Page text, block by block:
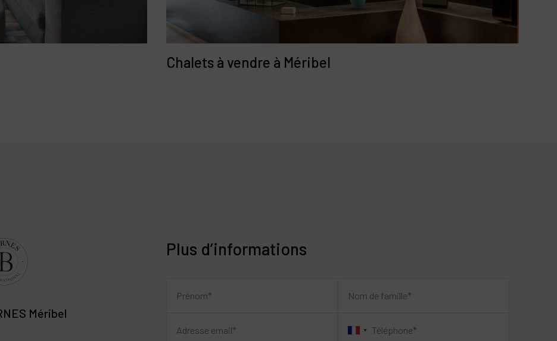
Chalets à vendre à Méribel
Méribel
Plus d’informations